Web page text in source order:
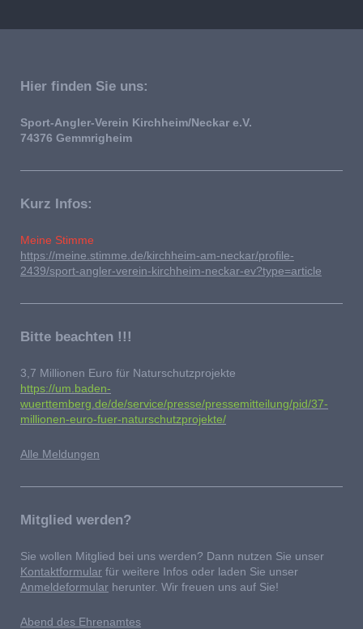
Hier finden Sie uns:
Sport-Angler-Verein Kirchheim/Neckar e.V.
74376 Gemmrigheim
Kurz Infos:
Meine Stimme
https://meine.stimme.de/kirchheim-am-neckar/profile-
2439/sport-angler-verein-kirchheim-neckar-ev?type=article
Bitte beachten !!!
3,7 Millionen Euro für Naturschutzprojekte
https://um.baden-
wuerttemberg.de/de/service/presse/pressemitteilung/pid/37-
millionen-euro-fuer-naturschutzprojekte/
Alle Meldungen
Mitglied werden?
Sie wollen Mitglied bei uns werden? Dann nutzen Sie unser
Kontaktformular für weitere Infos oder laden Sie unser
Anmeldeformular herunter. Wir freuen uns auf Sie!
Abend des Ehrenamtes